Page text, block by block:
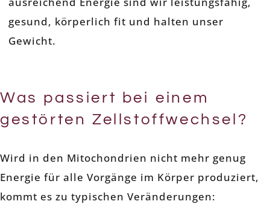
gesund, körperlich fit und halten unser
Gewicht.
Was passiert bei einem
gestörten Zellstoffwechsel?
Wird in den Mitochondrien nicht mehr genug
Energie für alle Vorgänge im Körper produziert,
kommt es zu typischen Veränderungen: